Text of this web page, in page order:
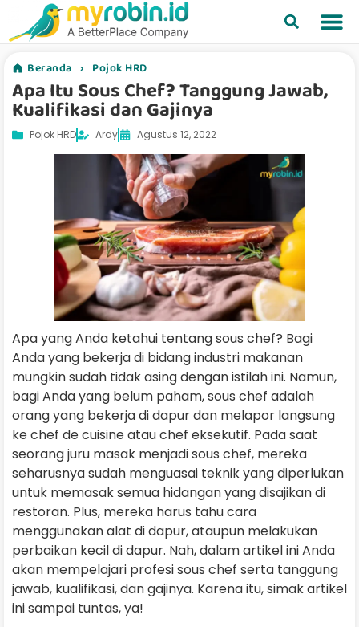
Beranda › Pojok HRD
Apa Itu Sous Chef? Tanggung Jawab,
Kualifikasi dan Gajinya
Pojok HRD Ardy Agustus 12, 2022
Apa yang Anda ketahui tentang sous chef? Bagi
Anda yang bekerja di bidang industri makanan
mungkin sudah tidak asing dengan istilah ini. Namun,
bagi Anda yang belum paham, sous chef adalah
orang yang bekerja di dapur dan melapor langsung
ke chef de cuisine atau chef eksekutif. Pada saat
seorang juru masak menjadi sous chef, mereka
seharusnya sudah menguasai teknik yang diperlukan
untuk memasak semua hidangan yang disajikan di
restoran. Plus, mereka harus tahu cara
menggunakan alat di dapur, ataupun melakukan
perbaikan kecil di dapur. Nah, dalam artikel ini Anda
akan mempelajari profesi sous chef serta tanggung
jawab, kualifikasi, dan gajinya. Karena itu, simak artikel
ini sampai tuntas, ya!